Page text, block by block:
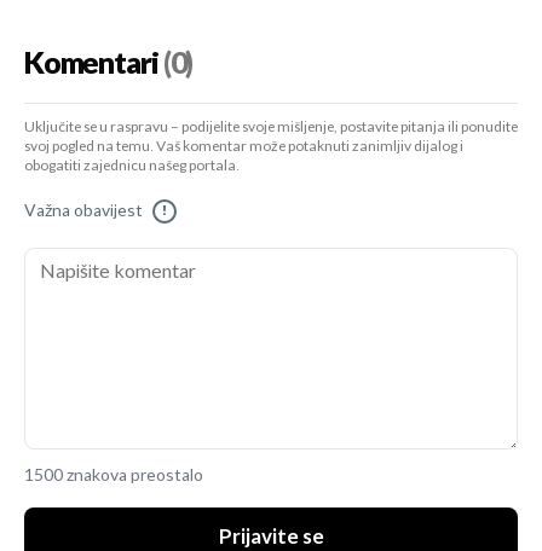
Komentari(0)
Uključite se u raspravu – podijelite svoje mišljenje, postavite pitanja ili ponudite
svoj pogled na temu. Vaš komentar može potaknuti zanimljiv dijalog i
obogatiti zajednicu našeg portala.
Važna obavijest !
1500 znakova preostalo
Prijavite se